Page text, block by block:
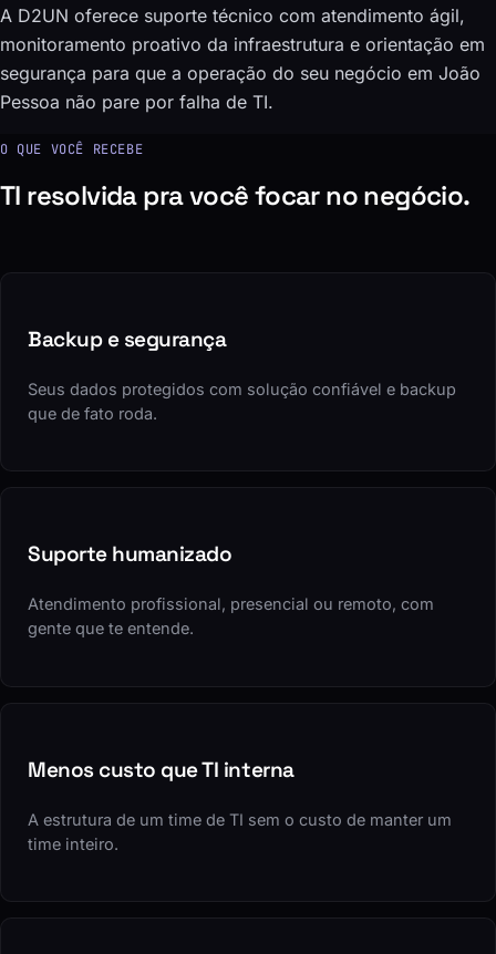
A D2UN oferece suporte técnico com atendimento ágil,
monitoramento proativo da infraestrutura e orientação em
segurança para que a operação do seu negócio em João
Pessoa não pare por falha de TI.
O QUE VOCÊ RECEBE
TI resolvida pra você focar no negócio.
Backup e segurança
Seus dados protegidos com solução confiável e backup
que de fato roda.
Suporte humanizado
Atendimento profissional, presencial ou remoto, com
gente que te entende.
Menos custo que TI interna
A estrutura de um time de TI sem o custo de manter um
time inteiro.